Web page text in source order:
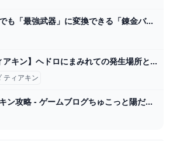
【攻略】どんな武器でも「最強武器」に変換できる「錬金バグ」がやばすぎるwww #ゼルダの伝説ティアーズオブザキングダム #ティアキン - YouTube
【ティアキン】ヘドロにまみれての発生場所とやり方【ゼルダの伝説ティアーズオブザキングダム】 - 神ゲー攻略
ティアキン
ゼルダの伝説ティアキン攻略 - ゲームブログちゅこっと陽だまる